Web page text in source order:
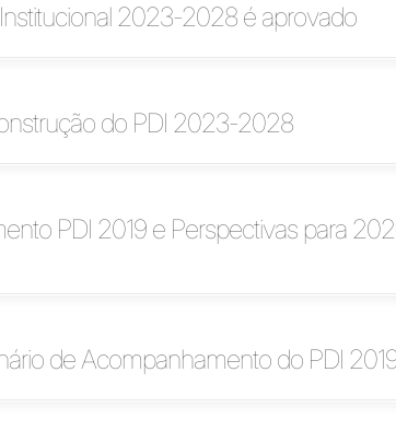
2023-2028 é aprovado
do PDI 2023-2028
PDI 2019 e Perspectivas para
de Acompanhamento do PDI